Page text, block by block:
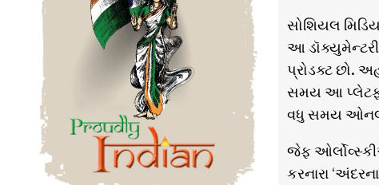
સોશિયલ
આ
પ્રોડક્ટ છો.
સમય આ
વધુ સમય
જેફ
કરનારા